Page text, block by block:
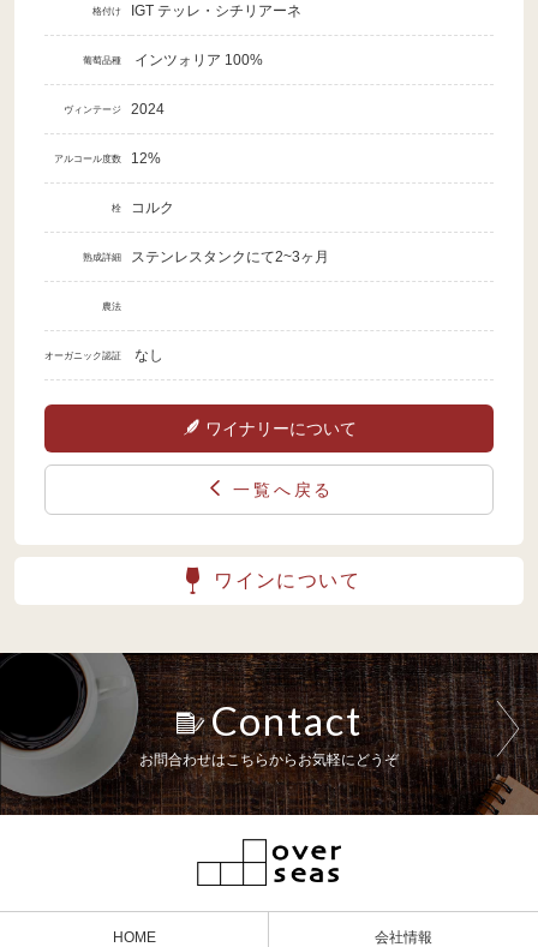
格付け IGT テッレ・シチリアーネ
葡萄品種 インツォリア 100%
ヴィンテージ 2024
アルコール度数 12%
栓 コルク
熟成詳細 ステンレスタンクにて2~3ヶ月
農法
オーガニック認証 なし
ワイナリーについて
一覧へ戻る
ワインについて
Contact
お問合わせはこちらからお気軽にどうぞ
HOME 会社情報